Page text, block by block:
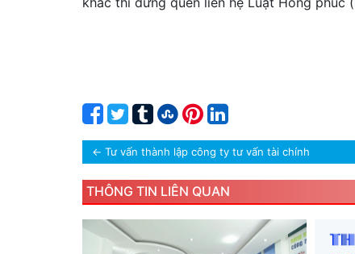
← Tư vấn thành lập công ty tư vấn tài chính
THÔNG TIN LIÊN QUAN